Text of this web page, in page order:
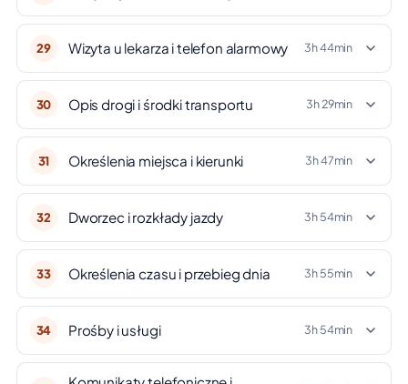
29 Wizyta u lekarza i telefon alarmowy 3h 44min
30 Opis drogi i środki transportu 3h 29min
31 Określenia miejsca i kierunki 3h 47min
32 Dworzec i rozkłady jazdy 3h 54min
33 Określenia czasu i przebieg dnia 3h 55min
34 Prośby i usługi 3h 54min